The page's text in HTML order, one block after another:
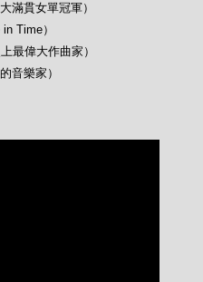
滿貫女單冠軍）
Time）
最偉大作曲家）
音樂家）